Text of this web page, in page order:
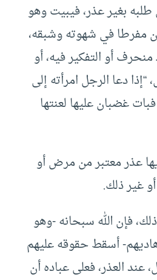
بغير عذر، فيبيت وهو
مفرطا في شهوته وشبقه،
أو التفكير فيه، أو
“إذا دعا الرجل امرأته إلى
غضبان عليها لعنتها
عذر معتبر من مرض أو
غير ذلك.
فإن الله سبحانه -وهو
أسقط حقوقه عليهم
عند العذر، فعلى عباده أن